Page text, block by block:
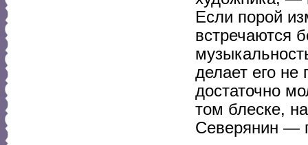
Если порой
встречаются
делает его не
достаточно
том блеске,
Северянин —